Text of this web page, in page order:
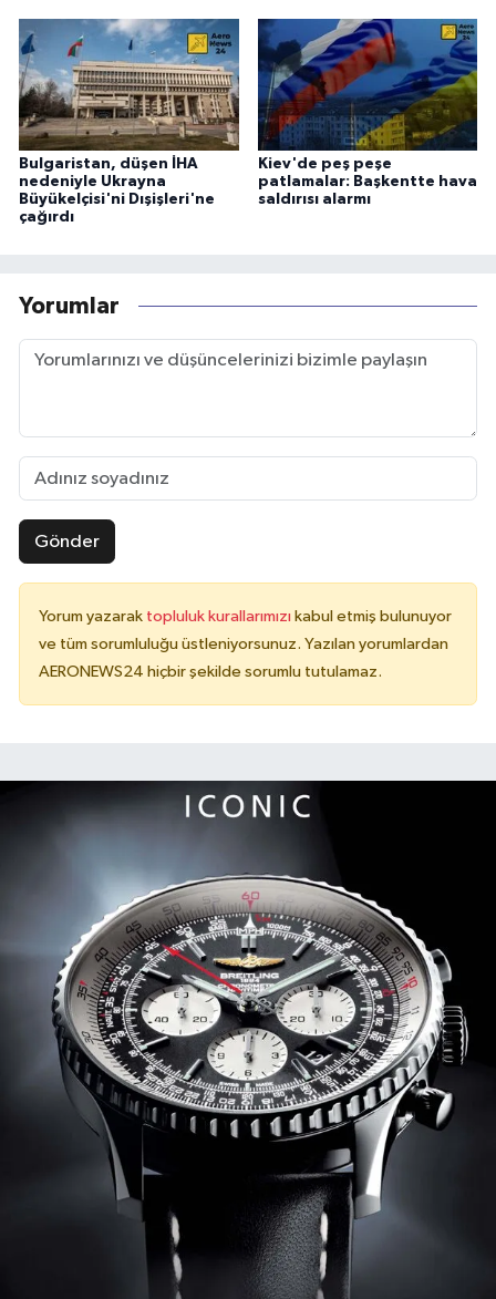
Bulgaristan, düşen İHA
nedeniyle Ukrayna
Büyükelçisi'ni Dışişleri'ne
çağırdı
Kiev'de peş peşe
patlamalar: Başkentte hava
saldırısı alarmı
Yorumlar
Gönder
Yorum yazarak topluluk kurallarımızı kabul etmiş bulunuyor
ve tüm sorumluluğu üstleniyorsunuz. Yazılan yorumlardan
AERONEWS24 hiçbir şekilde sorumlu tutulamaz.